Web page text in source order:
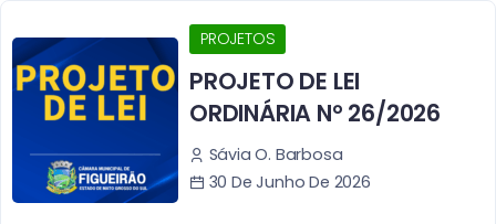
PROJETOS
PROJETO DE LEI
ORDINÁRIA N° 26/2026
Sávia O. Barbosa
30 De Junho De 2026